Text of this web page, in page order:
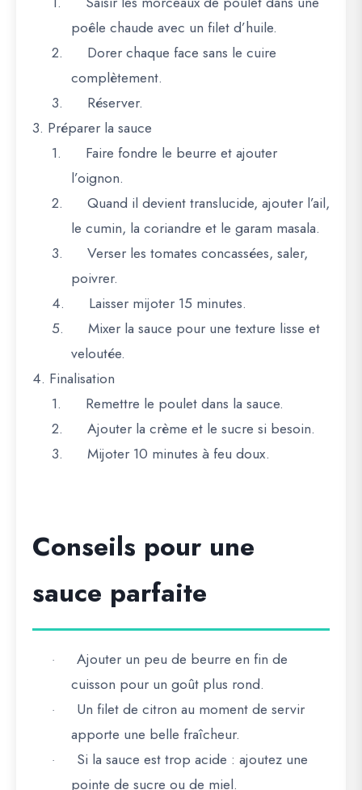
poêle chaude avec un filet d’huile.
2.
Dorer chaque face sans le cuire
complètement.
3.
Réserver.
3. Préparer la sauce
1.
Faire fondre le beurre et ajouter
l’oignon.
2.
Quand il devient translucide, ajouter l’ail,
le cumin, la coriandre et le garam masala.
3.
Verser les tomates concassées, saler,
poivrer.
4.
Laisser mijoter 15 minutes.
5.
Mixer la sauce pour une texture lisse et
veloutée.
4. Finalisation
1.
Remettre le poulet dans la sauce.
2.
Ajouter la crème et le sucre si besoin.
3.
Mijoter 10 minutes à feu doux.
Conseils pour une
sauce parfaite
·
Ajouter un peu de beurre en fin de
cuisson pour un goût plus rond.
·
Un filet de citron au moment de servir
apporte une belle fraîcheur.
·
Si la sauce est trop acide : ajoutez une
pointe de sucre ou de miel.